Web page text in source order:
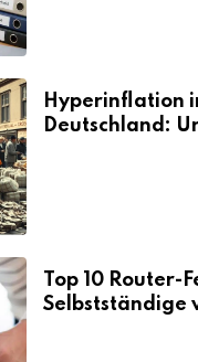
Hyperinflation
Deutschland:
Top 10 Router-
Selbstständige